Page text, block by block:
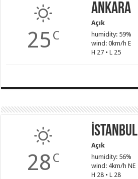
25 C
Ankara
Açık
humidity: 59%
wind: 0km/h E
H 27 • L 25
28 C
İstanbul
Açık
humidity: 56%
wind: 4km/h NE
H 28 • L 28